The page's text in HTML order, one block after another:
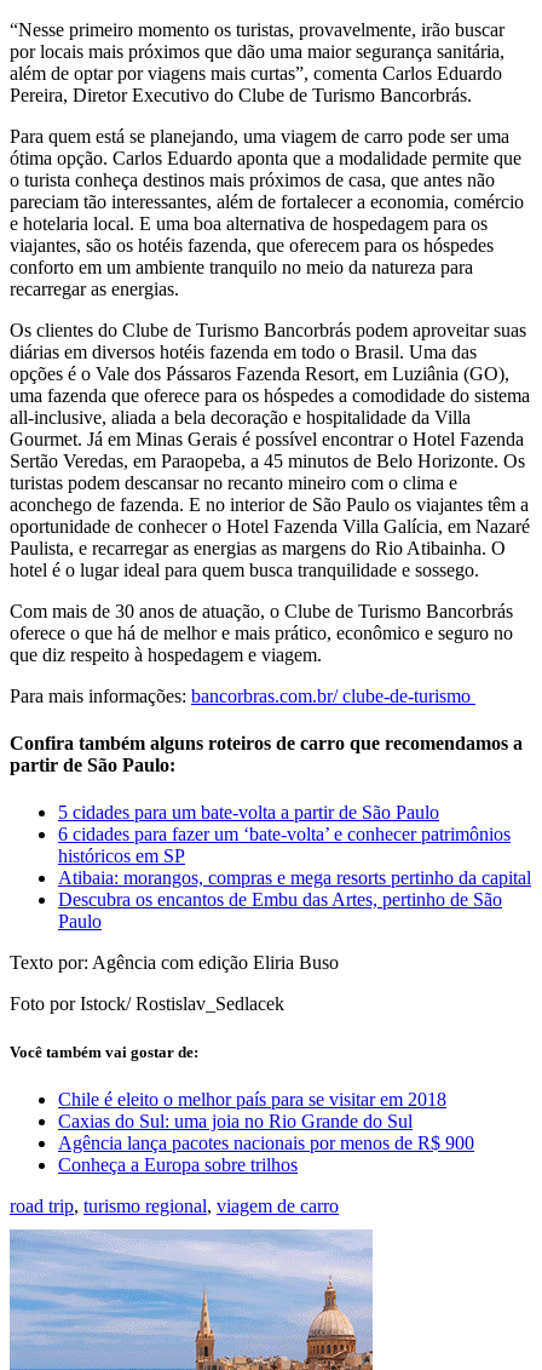
“Nesse primeiro momento os turistas, provavelmente, irão buscar
por locais mais próximos que dão uma maior segurança sanitária,
além de optar por viagens mais curtas”, comenta Carlos Eduardo
Pereira, Diretor Executivo do Clube de Turismo Bancorbrás.
Para quem está se planejando, uma viagem de carro pode ser uma
ótima opção. Carlos Eduardo aponta que a modalidade permite que
o turista conheça destinos mais próximos de casa, que antes não
pareciam tão interessantes, além de fortalecer a economia, comércio
e hotelaria local. E uma boa alternativa de hospedagem para os
viajantes, são os hotéis fazenda, que oferecem para os hóspedes
conforto em um ambiente tranquilo no meio da natureza para
recarregar as energias.
Os clientes do Clube de Turismo Bancorbrás podem aproveitar suas
diárias em diversos hotéis fazenda em todo o Brasil. Uma das
opções é o Vale dos Pássaros Fazenda Resort, em Luziânia (GO),
uma fazenda que oferece para os hóspedes a comodidade do sistema
all-inclusive, aliada a bela decoração e hospitalidade da Villa
Gourmet. Já em Minas Gerais é possível encontrar o Hotel Fazenda
Sertão Veredas, em Paraopeba, a 45 minutos de Belo Horizonte. Os
turistas podem descansar no recanto mineiro com o clima e
aconchego de fazenda. E no interior de São Paulo os viajantes têm a
oportunidade de conhecer o Hotel Fazenda Villa Galícia, em Nazaré
Paulista, e recarregar as energias as margens do Rio Atibainha. O
hotel é o lugar ideal para quem busca tranquilidade e sossego.
Com mais de 30 anos de atuação, o Clube de Turismo Bancorbrás
oferece o que há de melhor e mais prático, econômico e seguro no
que diz respeito à hospedagem e viagem.
Para mais informações: bancorbras.com.br/ clube-de-turismo
Confira também alguns roteiros de carro que recomendamos a
partir de São Paulo:
5 cidades para um bate-volta a partir de São Paulo
6 cidades para fazer um ‘bate-volta’ e conhecer patrimônios
históricos em SP
Atibaia: morangos, compras e mega resorts pertinho da capital
Descubra os encantos de Embu das Artes, pertinho de São
Paulo
Texto por: Agência com edição Eliria Buso
Foto por Istock/ Rostislav_Sedlacek
Você também vai gostar de:
Chile é eleito o melhor país para se visitar em 2018
Caxias do Sul: uma joia no Rio Grande do Sul
Agência lança pacotes nacionais por menos de R$ 900
Conheça a Europa sobre trilhos
road trip, turismo regional, viagem de carro